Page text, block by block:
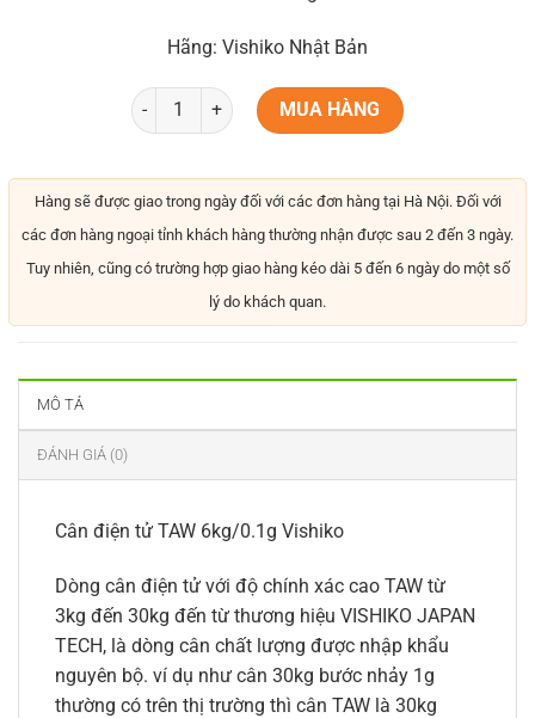
Hãng: Vishiko Nhật Bản
MUA HÀNG
Hàng sẽ được giao trong ngày đối với các đơn hàng tại Hà Nội. Đối với
các đơn hàng ngoại tỉnh khách hàng thường nhận được sau 2 đến 3 ngày.
Tuy nhiên, cũng có trường hợp giao hàng kéo dài 5 đến 6 ngày do một số
lý do khách quan.
MÔ TẢ
ĐÁNH GIÁ (0)
Cân điện tử TAW 6kg/0.1g Vishiko
Dòng cân điện tử với độ chính xác cao TAW từ
3kg đến 30kg đến từ thương hiệu VISHIKO JAPAN
TECH, là dòng cân chất lượng được nhập khẩu
nguyên bộ. ví dụ như cân 30kg bước nhảy 1g
thường có trên thị trường thì cân TAW là 30kg